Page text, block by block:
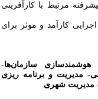
مرتبط با کارآفرینی
کارآمد و موثر برای
سازمان‌ها-
مدیریت و برنامه ریزی
شهری